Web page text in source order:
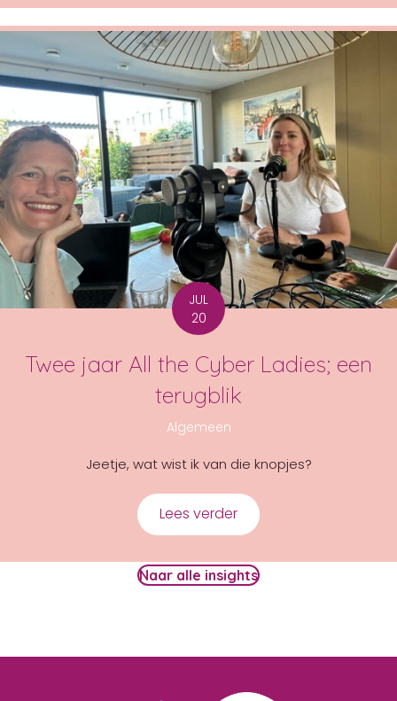
JUL
20
Twee jaar All the Cyber Ladies; een
terugblik
Algemeen
Jeetje, wat wist ik van die knopjes?
Lees verder about Twee jaar All
Naar alle insights